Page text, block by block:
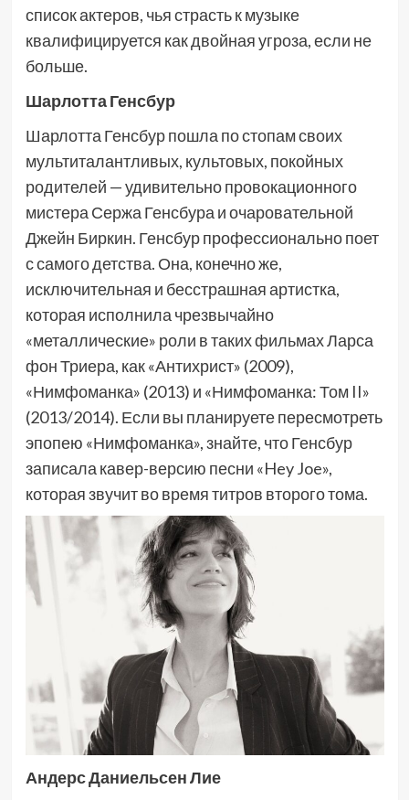
список актеров, чья страсть к музыке
квалифицируется как двойная угроза, если не
больше.
Шарлотта Генсбур
Шарлотта Генсбур пошла по стопам своих
мультиталантливых, культовых, покойных
родителей — удивительно провокационного
мистера Сержа Генсбура и очаровательной
Джейн Биркин. Генсбур профессионально поет
с самого детства. Она, конечно же,
исключительная и бесстрашная артистка,
которая исполнила чрезвычайно
«металлические» роли в таких фильмах Ларса
фон Триера, как «Антихрист» (2009),
«Нимфоманка» (2013) и «Нимфоманка: Том II»
(2013/2014). Если вы планируете пересмотреть
эпопею «Нимфоманка», знайте, что Генсбур
записала кавер-версию песни «Hey Joe»,
которая звучит во время титров второго тома.
Андерс Даниельсен Лие